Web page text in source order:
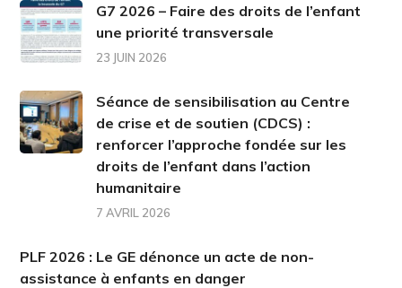
G7 2026 – Faire des droits de l’enfant
une priorité transversale
23 JUIN 2026
Séance de sensibilisation au Centre
de crise et de soutien (CDCS) :
renforcer l’approche fondée sur les
droits de l’enfant dans l’action
humanitaire
7 AVRIL 2026
PLF 2026 : Le GE dénonce un acte de non-
assistance à enfants en danger